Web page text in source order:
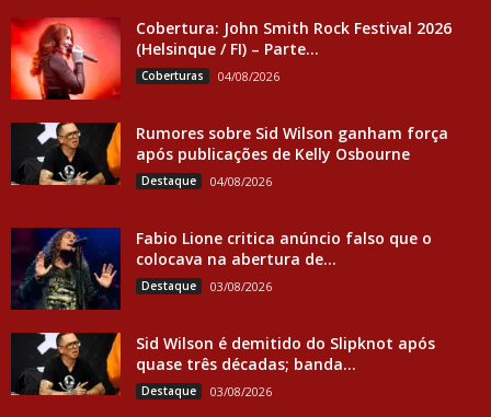
Cobertura: John Smith Rock Festival 2026
(Helsinque / FI) – Parte...
Coberturas 04/08/2026
Rumores sobre Sid Wilson ganham força
após publicações de Kelly Osbourne
Destaque 04/08/2026
Fabio Lione critica anúncio falso que o
colocava na abertura de...
Destaque 03/08/2026
Sid Wilson é demitido do Slipknot após
quase três décadas; banda...
Destaque 03/08/2026